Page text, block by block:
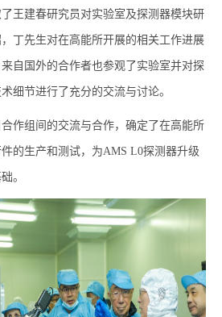
王建春研究员对实验室及探测器模块研
丁先生对在高能所开展的相关工作进展
自国外的合作者也参观了实验室并对探
细节进行了充分的交流与讨论。
作组间的交流与合作，确定了在高能所
的生产和测试，为AMS L0探测器升级
。